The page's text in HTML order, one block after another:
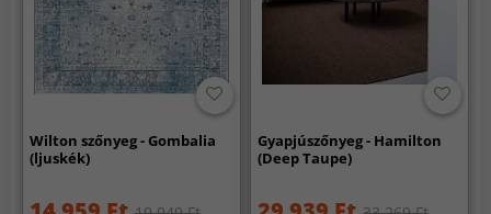
Wilton szőnyeg - Gombalia
(ljuskék)
Gyapjúszőnyeg - Hamilton
(Deep Taupe)